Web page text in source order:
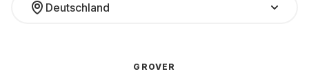
Deutschland
GROVER